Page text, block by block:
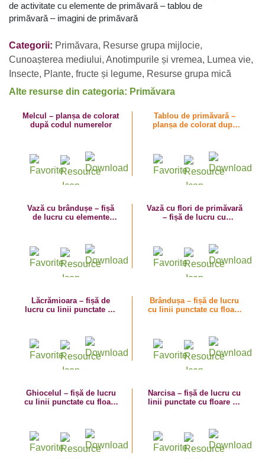
de activitate cu elemente de primăvară – tablou de
primăvară – imagini de primăvară
Categorii: Primăvara, Resurse grupa mijlocie,
Cunoașterea mediului, Anotimpurile și vremea, Lumea vie,
Insecte, Plante, fructe și legume, Resurse grupa mică
Alte resurse din categoria: Primăvara
Melcul – planșa de colorat
după codul numerelor
Tablou de primăvară –
planșa de colorat după
Vază cu brândușe – fișă
de lucru cu elemente
Vază cu flori de primăvară
– fișă de lucru cu
Lăcrămioara – fișă de
lucru cu linii punctate cu
Brândușa – fișă de lucru
cu linii punctate cu floare
Ghiocelul – fișă de lucru
cu linii punctate cu floare
Narcisa – fișă de lucru cu
linii punctate cu floare de